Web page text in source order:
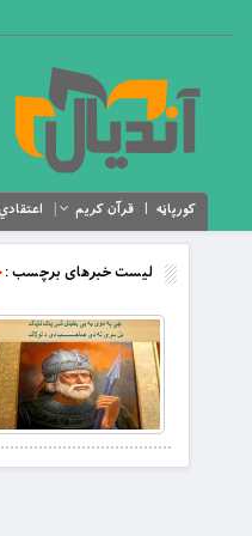
کورپاڼه قرآن کریم
لیست خبرهای برچسب :